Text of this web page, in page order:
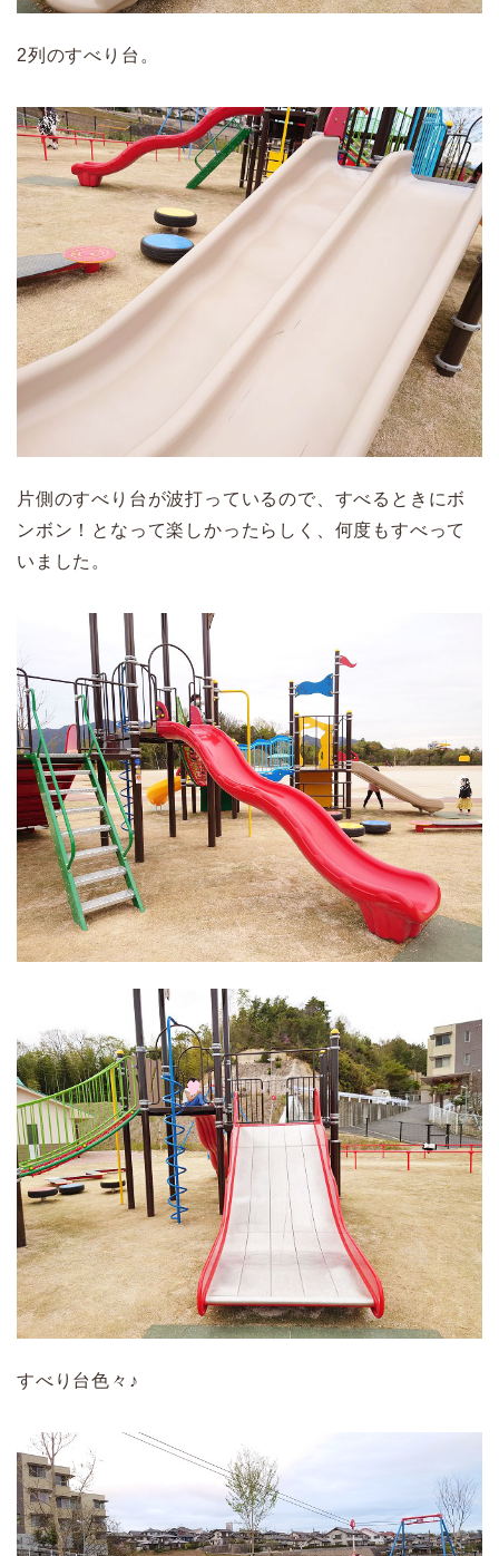
2列のすべり台。
片側のすべり台が波打っているので、すべるときにボ
ンボン！となって楽しかったらしく、何度もすべって
いました。
すべり台色々♪